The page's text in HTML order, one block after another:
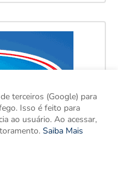
terceiros (Google) para
Isso é feito para
ao usuário. Ao acessar,
Saiba Mais